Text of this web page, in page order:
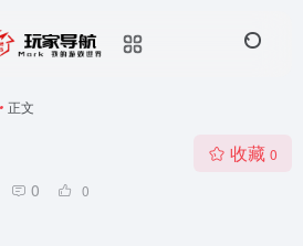
• 正文
0 0
收藏 0